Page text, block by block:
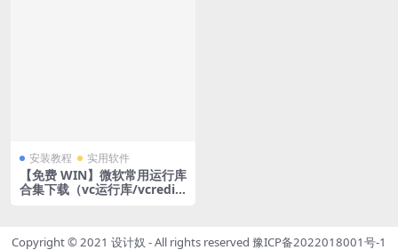
安装教程 实用软件
【免费 WIN】微软常用运行库
合集下载（vc运行库/vcredist
Copyright © 2021 设计奴 - All rights reserved 豫ICP备2022018001号-1